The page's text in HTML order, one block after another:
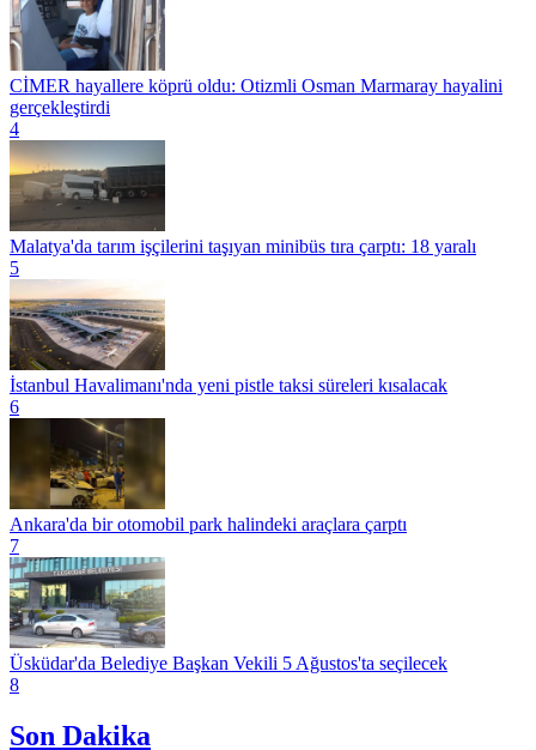
CİMER hayallere köprü oldu: Otizmli Osman Marmaray hayalini
gerçekleştirdi
4
Malatya'da tarım işçilerini taşıyan minibüs tıra çarptı: 18 yaralı
5
İstanbul Havalimanı'nda yeni pistle taksi süreleri kısalacak
6
Ankara'da bir otomobil park halindeki araçlara çarptı
7
Üsküdar'da Belediye Başkan Vekili 5 Ağustos'ta seçilecek
8
Son Dakika